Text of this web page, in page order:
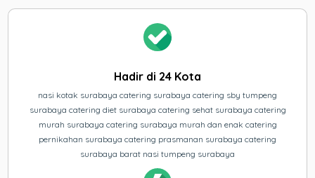
Hadir di 24 Kota
nasi kotak surabaya catering surabaya catering sby tumpeng
surabaya catering diet surabaya catering sehat surabaya catering
murah surabaya catering surabaya murah dan enak catering
pernikahan surabaya catering prasmanan surabaya catering
surabaya barat nasi tumpeng surabaya